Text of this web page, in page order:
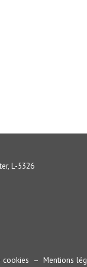
L-5326
cookies – Mentions